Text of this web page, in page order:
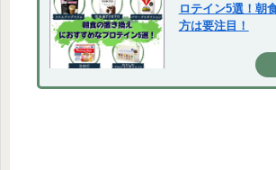
ロテイン5選！朝
方は要注目！